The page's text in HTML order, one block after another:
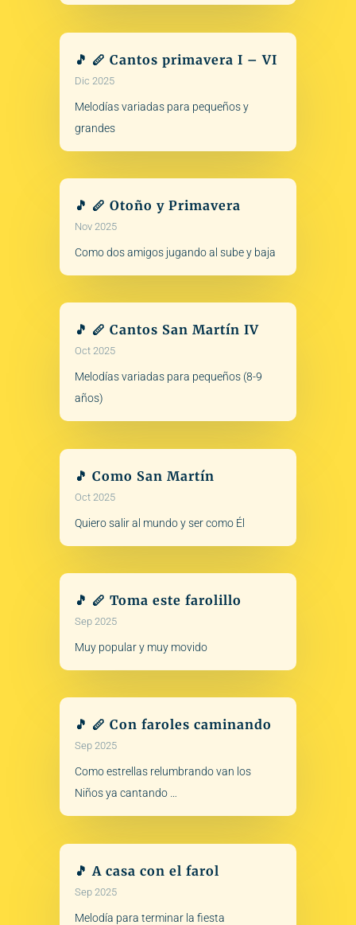
🎵 🪈 Cantos primavera I – VI
Dic 2025
Melodías variadas para pequeños y
grandes
🎵 🪈 Otoño y Primavera
Nov 2025
Como dos amigos jugando al sube y baja
🎵 🪈 Cantos San Martín IV
Oct 2025
Melodías variadas para pequeños (8-9
años)
🎵 Como San Martín
Oct 2025
Quiero salir al mundo y ser como Él
🎵 🪈 Toma este farolillo
Sep 2025
Muy popular y muy movido
🎵 🪈 Con faroles caminando
Sep 2025
Como estrellas relumbrando van los
Niños ya cantando …
🎵 A casa con el farol
Sep 2025
Melodía para terminar la fiesta